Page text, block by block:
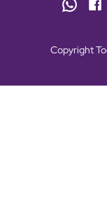
Copyright